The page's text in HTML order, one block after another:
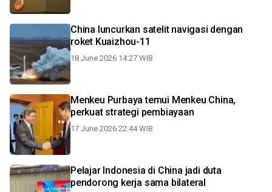
China luncurkan satelit navigasi dengan
roket Kuaizhou-11
18 June 2026 14:27 WIB
Menkeu Purbaya temui Menkeu China,
perkuat strategi pembiayaan
17 June 2026 22:44 WIB
Pelajar Indonesia di China jadi duta
pendorong kerja sama bilateral